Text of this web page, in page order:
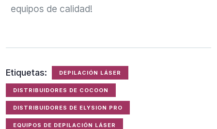
equipos de calidad!
Etiquetas: DEPILACIÓN LÁSER
DISTRIBUIDORES DE COCOON
DISTRIBUIDORES DE ELYSION PRO
EQUIPOS DE DEPILACIÓN LÁSER